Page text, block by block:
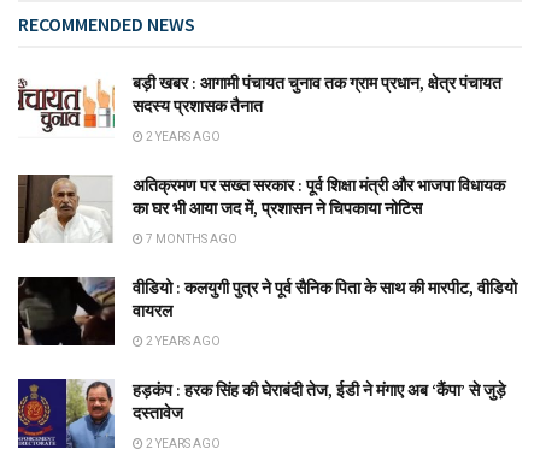
RECOMMENDED NEWS
बड़ी खबर : आगामी पंचायत चुनाव तक ग्राम प्रधान, क्षेत्र पंचायत
सदस्य प्रशासक तैनात
2 YEARS AGO
अतिक्रमण पर सख्त सरकार : पूर्व शिक्षा मंत्री और भाजपा विधायक
का घर भी आया जद में, प्रशासन ने चिपकाया नोटिस
7 MONTHS AGO
वीडियो : कलयुगी पुत्र ने पूर्व सैनिक पिता के साथ की मारपीट, वीडियो
वायरल
2 YEARS AGO
हड़कंप : हरक सिंह की घेराबंदी तेज, ईडी ने मंगाए अब ‘कैंपा’ से जुड़े
दस्तावेज
2 YEARS AGO